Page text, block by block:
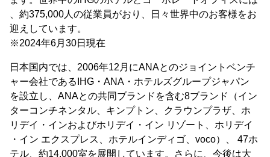
、約375,000人の従業員がおり、日々世界中のお客様をお
迎えしています。
※2024年6月30日現在
日本国内では、2006年12月にANAとのジョイントベンチ
ャー会社であるIHG・ANA・ホテルズグループジャパン
を設立し、ANAとの共同ブランドを含む8ブランド（イン
ターコンチネンタル、キンプトン、クラウンプラザ、ホ
リデイ・インおよびホリデイ・イン リゾート、ホリデイ
・イン エクスプレス、ホテルインディゴ、voco）、 47ホ
テル、約14,000室を展開しています。さらに、今後は大